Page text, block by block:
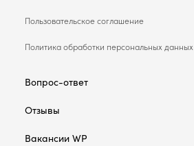
Пользовательское соглашение
Политика обработки персональных данных
Вопрос-ответ
Отзывы
Вакансии WP